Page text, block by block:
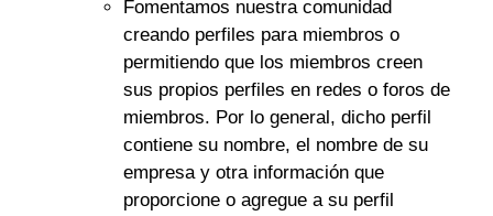
Fomentamos nuestra comunidad
creando perfiles para miembros o
permitiendo que los miembros creen
sus propios perfiles en redes o foros de
miembros. Por lo general, dicho perfil
contiene su nombre, el nombre de su
empresa y otra información que
proporcione o agregue a su perfil